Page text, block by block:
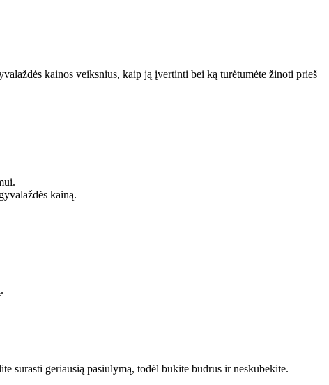
kainos veiksnius, kaip ją įvertinti bei ką turėtumėte žinoti prieš
kainą.
surasti geriausią pasiūlymą, todėl būkite budrūs ir neskubekite.